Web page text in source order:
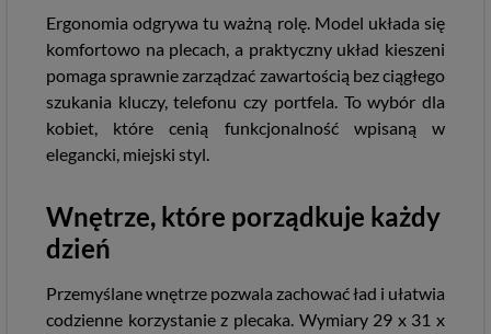
Ergonomia odgrywa tu ważną rolę. Model układa się
komfortowo na plecach, a praktyczny układ kieszeni
pomaga sprawnie zarządzać zawartością bez ciągłego
szukania kluczy, telefonu czy portfela. To wybór dla
kobiet, które cenią funkcjonalność wpisaną w
elegancki, miejski styl.
Wnętrze, które porządkuje każdy
dzień
Przemyślane wnętrze pozwala zachować ład i ułatwia
codzienne korzystanie z plecaka. Wymiary 29 x 31 x